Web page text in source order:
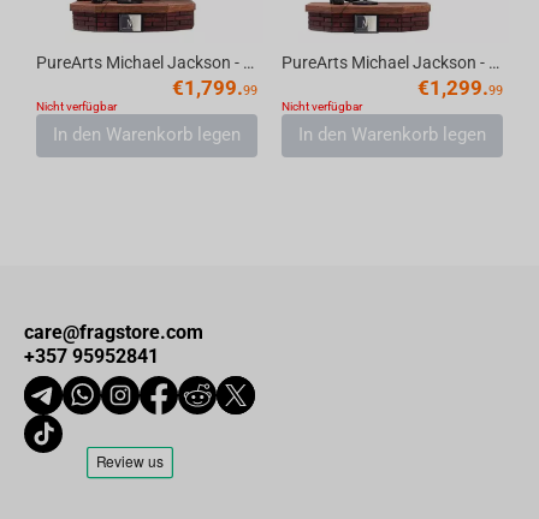
PureArts Michael Jackson - Smooth Criminal Deluxe Edition Replica Scale 1/3
€1,799.99
Nicht verfügbar
In den Warenkorb legen
PureArts Michael Jackson - Smooth Criminal Standard Edition Scale 1/3
€1,299.99
Nicht verfügbar
In den Warenkorb legen
care@fragstore.com
+357 95952841